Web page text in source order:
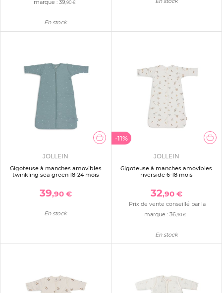
marque : 39,90 €
En stock
JOLLEIN
Gigoteuse à manches amovibles
twinkling sea green 18-24 mois
39,90 €
En stock
-11%
JOLLEIN
Gigoteuse à manches amovibles
riverside 6-18 mois
32,90 €
Prix de vente conseillé par la
marque :36,90 €
En stock